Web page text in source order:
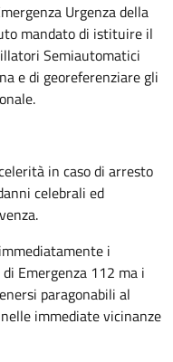
Urgenza della
mandato di istituire il
Semiautomatici
e di georeferenziare gli
in caso di arresto
celebrali ed
i
Emergenza 112 ma i
paragonabili al
immediate vicinanze